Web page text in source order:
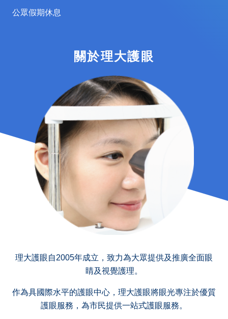
公眾假期休息
關於理大護眼
理大護眼自2005年成立，致力為大眾提供及推廣全面眼
睛及視覺護理。
作為具國際水平的護眼中心，理大護眼將眼光專注於優質
護眼服務，為市民提供一站式護眼服務。